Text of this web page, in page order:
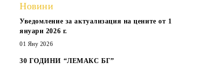
Новини
Уведомление за актуализация на цените от 1
януари 2026 г.
01 Яну 2026
30 ГОДИНИ “ЛЕМАКС БГ”